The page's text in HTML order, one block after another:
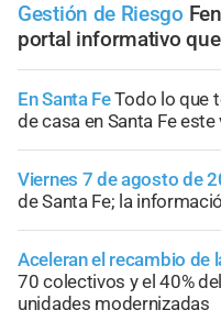
Gestión de Riesgo
portal informativo
En Santa FeTodo lo que
de casa en Santa Fe
Viernes 7 de agosto de
de Santa Fe; la
Aceleran el recambio de
70 colectivos y el 40%
unidades modernizadas